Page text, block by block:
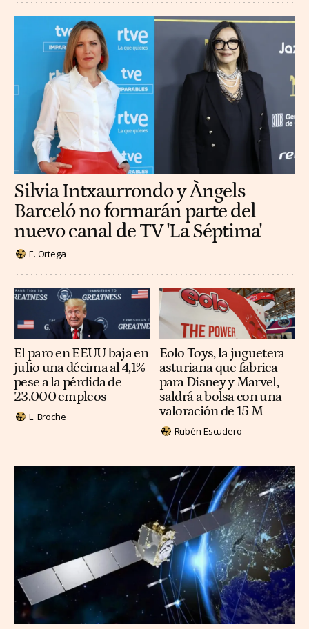
Silvia Intxaurrondo y Àngels
Barceló no formarán parte del
nuevo canal de TV 'La Séptima'
E. Ortega
El paro en EEUU baja en
julio una décima al 4,1%
pese a la pérdida de
23.000 empleos
L. Broche
Eolo Toys, la juguetera
asturiana que fabrica
para Disney y Marvel,
saldrá a bolsa con una
valoración de 15 M
Rubén Escudero